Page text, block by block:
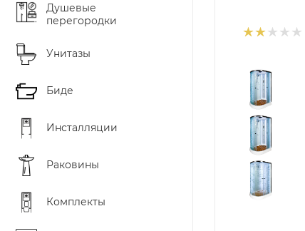
Душевые
перегородки
Унитазы
Биде
Инсталляции
Раковины
Комплекты